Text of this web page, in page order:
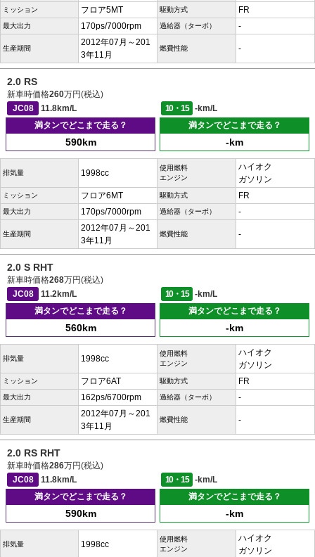
ミッション フロア5MT 駆動方式 FR
最大出力 170ps/7000rpm 過給器（ターボ） -
生産期間
2012年07月～201
3年11月
燃費性能 -
2.0 RS
新車時価格260万円(税込)
JC08
11.8km/L 10・15
-km/L
満タンでどこまで走る？
590km
満タンでどこまで走る？
-km
排気量 1998cc
使用燃料
エンジン
ハイオク
ガソリン
ミッション フロア6MT 駆動方式 FR
最大出力 170ps/7000rpm 過給器（ターボ） -
生産期間
2012年07月～201
3年11月
燃費性能 -
2.0 S RHT
新車時価格268万円(税込)
JC08
11.2km/L 10・15
-km/L
満タンでどこまで走る？
560km
満タンでどこまで走る？
-km
排気量 1998cc
使用燃料
エンジン
ハイオク
ガソリン
ミッション フロア6AT 駆動方式 FR
最大出力 162ps/6700rpm 過給器（ターボ） -
生産期間
2012年07月～201
3年11月
燃費性能 -
2.0 RS RHT
新車時価格286万円(税込)
JC08
11.8km/L 10・15
-km/L
満タンでどこまで走る？
590km
満タンでどこまで走る？
-km
排気量 1998cc
使用燃料
エンジン
ハイオク
ガソリン